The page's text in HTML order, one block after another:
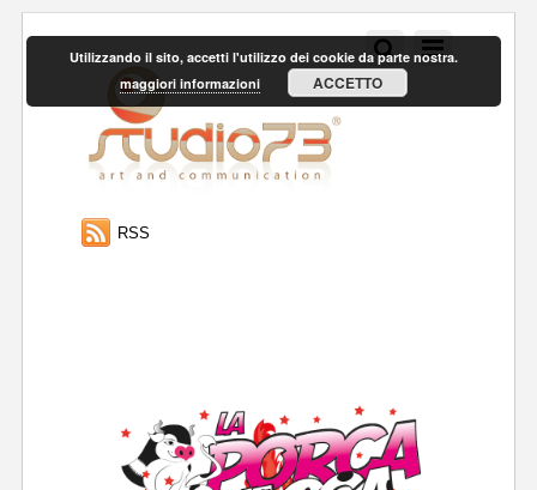
RSS
Utilizzando il sito, accetti l'utilizzo dei cookie da parte nostra.
maggiori informazioni
ACCETTO